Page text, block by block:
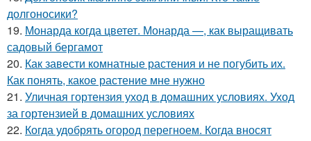
долгоносики?
19. Монарда когда цветет. Монарда —, как выращивать
садовый бергамот
20. Как завести комнатные растения и не погубить их.
Как понять, какое растение мне нужно
21. Уличная гортензия уход в домашних условиях. Уход
за гортензией в домашних условиях
22. Когда удобрять огород перегноем. Когда вносят